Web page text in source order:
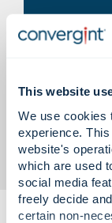
This website
We use cookies
experience.
website's
which are used
social media
freely decide
certain non-
soporte
ciclo de